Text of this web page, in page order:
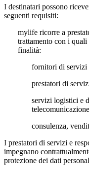
I destinatari possono
seguenti requisiti:
mylife ricorre a
trattamento con i
finalità:
fornitori di
prestatori di
servizi logistici e
consulenza,
I prestatori di servizi e
impegnano
protezione dei dati